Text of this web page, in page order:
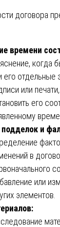
договора
времени
когда
его отдельные
или
его
и
в
или
элементов.